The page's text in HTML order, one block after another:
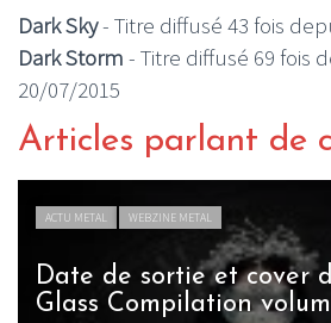
Dark Sky- Titre diffusé 43 fois
Dark Storm - Titre diffusé 69 fois
20/07/2015
Articles parlant de
ACTU METAL WEBZINE METAL
Date de sortie et cover
Glass Compilation